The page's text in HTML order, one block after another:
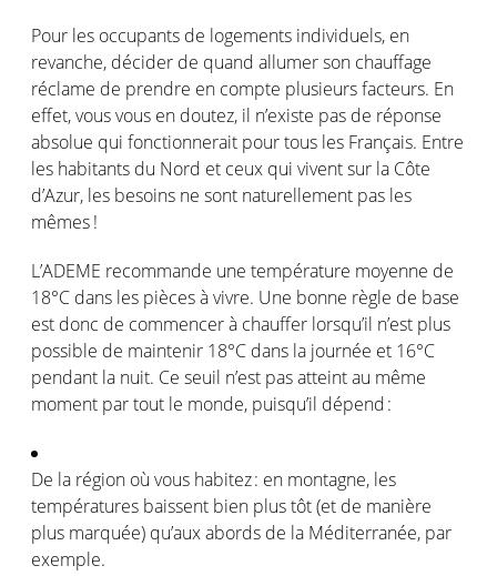
Pour les occupants de logements individuels, en
revanche, décider de quand allumerson chauffage
réclame de prendre en compte plusieursfacteurs. En
effet,vousvous en doutez, il n’existe pas de réponse
absolue qui fonctionnerait pourtous les Français. Entre
les habitants du Nord et ceux qui viventsur la Côte
d’Azur, les besoins ne sont naturellement pas les
mêmes!
L’ADEME recommande une température moyenne de
18°C dans les piècesà vivre. Une bonne règle de base
est donc de commencer à chauffer lorsqu’il n’est plus
possible de maintenir 18°C dans la journée et 16°C
pendant la nuit. Ce seuil n’est pasatteintau même
moment par tout le monde, puisqu’il dépend:
De la région où vous habitez: en montagne, les
températures baissent bien plustôt(et de manière
plus marquée) qu’auxabords de la Méditerranée, par
exemple.